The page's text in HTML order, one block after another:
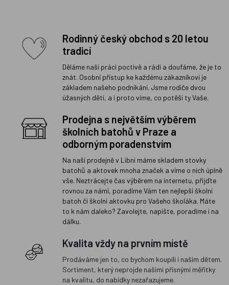
Rodinný český obchod s 20 letou
tradicí
Děláme naši práci poctivě a rádi a doufáme, že je to
znát. Osobní přístup ke každému zákazníkovi je
základem našeho podnikání. Jsme rodiče dvou
úžasných dětí, a i proto víme, co potěší ty Vaše.
Prodejna s největším výběrem
školních batohů v Praze a
odborným poradenstvím
Na naší prodejně v Libni máme skladem stovky
batohů a aktovek mnoha značek a víme o nich úplně
vše. Neztrácejte čas výběrem na internetu, přijďte
rovnou za námi, poradíme Vám ten nejlepší školní
batoh či školní aktovku pro Vašeho školáka. Máte
to k nám daleko? Zavolejte, napište, poradíme i na
dálku.
Kvalita vždy na prvním místě
Prodáváme jen to, co bychom koupili i našim dětem.
Sortiment, který neprojde našimi přísnými měřítky
na kvalitu, do nabídky nezařazujeme.